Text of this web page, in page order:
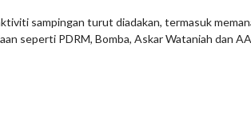
sampingan turut diadakan, termasuk
seperti PDRM, Bomba, Askar Wataniah dan